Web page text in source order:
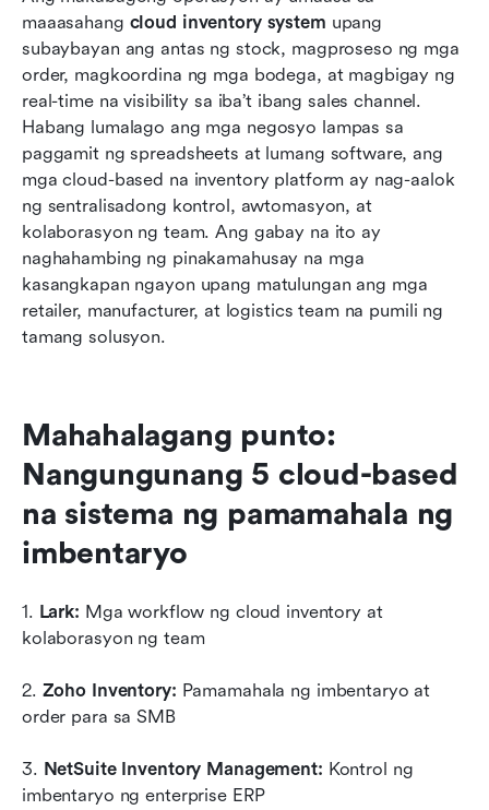
maaasahang cloud inventory system upang
subaybayan ang antas ng stock, magproseso ng mga
order, magkoordina ng mga bodega, at magbigay ng
real-time na visibility sa iba’t ibang sales channel.
Habang lumalago ang mga negosyo lampas sa
paggamit ng spreadsheets at lumang software, ang
mga cloud-based na inventory platform ay nag-aalok
ng sentralisadong kontrol, awtomasyon, at
kolaborasyon ng team. Ang gabay na ito ay
naghahambing ng pinakamahusay na mga
kasangkapan ngayon upang matulungan ang mga
retailer, manufacturer, at logistics team na pumili ng
tamang solusyon.
Mahahalagang punto:
Nangungunang 5 cloud-based
na sistema ng pamamahala ng
imbentaryo
1. Lark: Mga workflow ng cloud inventory at
kolaborasyon ng team
2. Zoho Inventory: Pamamahala ng imbentaryo at
order para sa SMB
3. NetSuite Inventory Management: Kontrol ng
imbentaryo ng enterprise ERP
10 pinakamahusay na cloud-based na sistema
ng pamamahala ng imbentaryo
Mga dagdag na tip: Pumili sa pagitan ng cloud-
based at web-based na mga sistema ng
pamamahala ng imbentaryo
Konklusyon
Mga Madalas Itanong
Kaugnay na pagbabasa